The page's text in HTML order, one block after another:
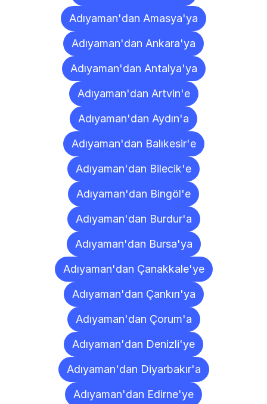
Adıyaman'dan Amasya'ya
Adıyaman'dan Ankara'ya
Adıyaman'dan Antalya'ya
Adıyaman'dan Artvin'e
Adıyaman'dan Aydın'a
Adıyaman'dan Balıkesir'e
Adıyaman'dan Bilecik'e
Adıyaman'dan Bingöl'e
Adıyaman'dan Burdur'a
Adıyaman'dan Bursa'ya
Adıyaman'dan Çanakkale'ye
Adıyaman'dan Çankırı'ya
Adıyaman'dan Çorum'a
Adıyaman'dan Denizli'ye
Adıyaman'dan Diyarbakır'a
Adıyaman'dan Edirne'ye